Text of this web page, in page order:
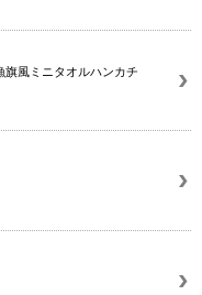
旗風ミニタオルハンカチ